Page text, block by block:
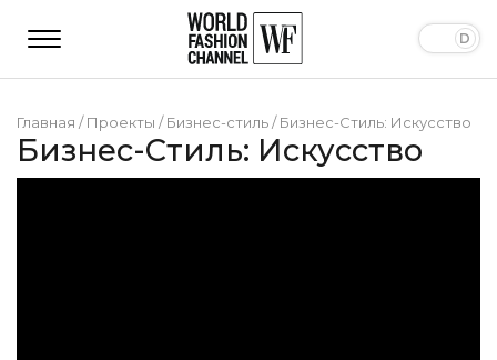
Главная /Проекты /Бизнес-стиль/Бизнес-Стиль: Искусство
Бизнес-Стиль: Искусство